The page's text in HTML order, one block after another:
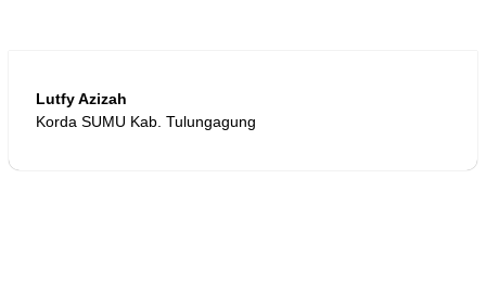
Lutfy Azizah
Korda SUMU Kab. Tulungagung